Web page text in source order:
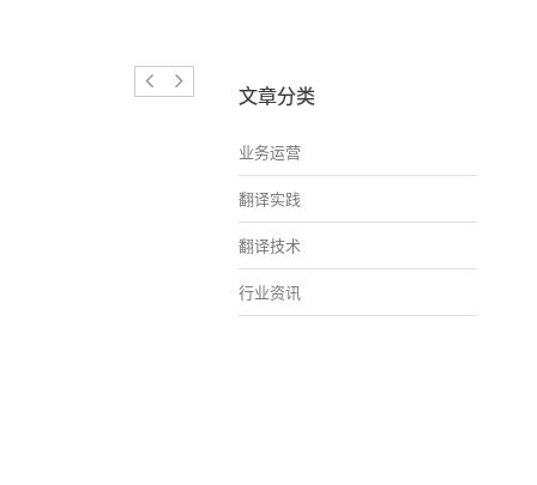
文章分类
业务运营
翻译实践
翻译技术
行业资讯